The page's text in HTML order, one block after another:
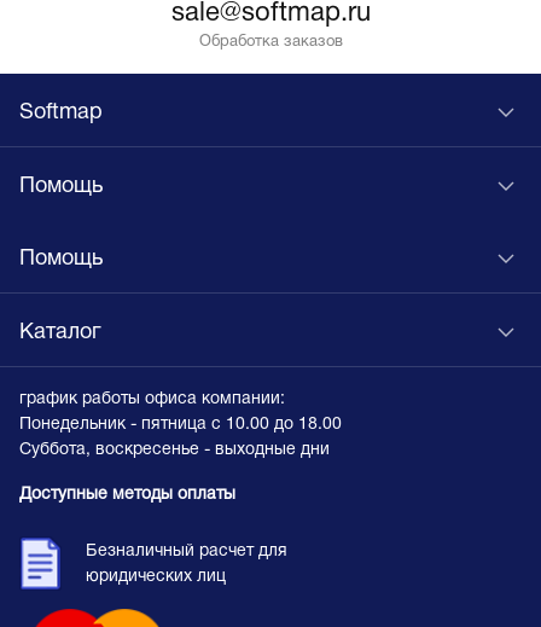
sale@softmap.ru
Обработка заказов
Softmap
Помощь
Помощь
Каталог
график работы офиса компании:
Понедельник - пятница с 10.00 до 18.00
Суббота, воскресенье - выходные дни
Доступные методы оплаты
Безналичный расчет для
юридических лиц